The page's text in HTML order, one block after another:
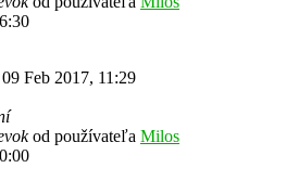
09 Feb 2017, 11:29
od používateľa Milos